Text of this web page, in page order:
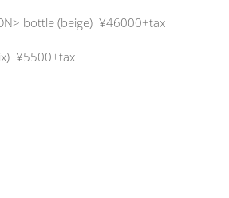
bottle (beige) ¥46000+tax
¥5500+tax